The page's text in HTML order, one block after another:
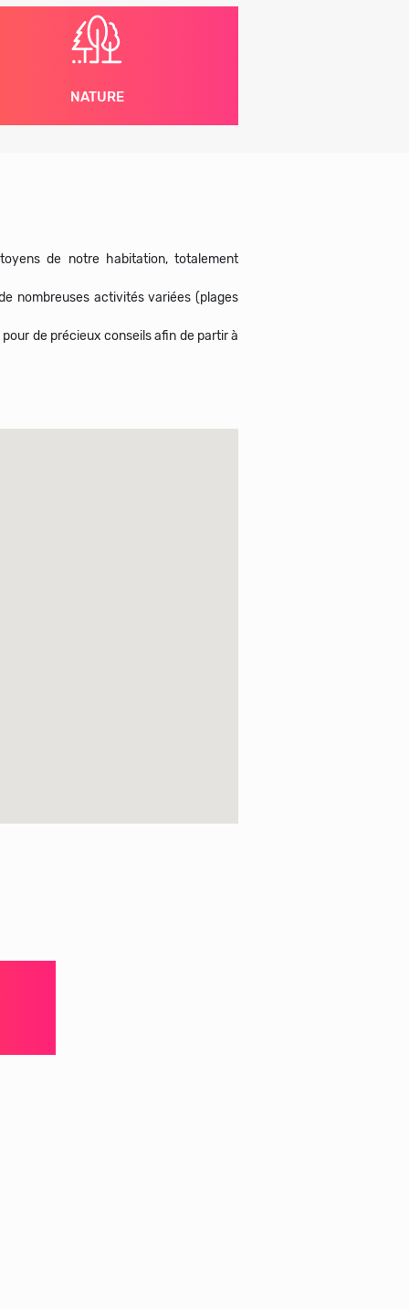
NATURE
de notre habitation, totalement
nombreuses activités variées (plages
de précieux conseils afin de partir à